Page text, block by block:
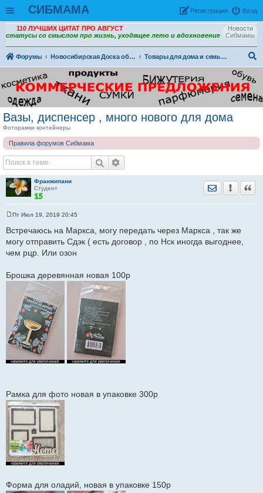
СИБМАМА Вход
Рeгиcтpaция
Новости
Сибмамы
110 ЛУЧШИХ ЦИТАТ ПРО АВГУСТ
статусы со смыслом про жизнь, уходящее лето и вдохновение
Форумы Новосибирская Доска объявлений
Товары для дома и семьи. (ДО)
ск
Вазы, диспенсер , много нового для дома
Фоторамки контейнеры
Правила форумов Сибмама
Франжипани
Студент
Отправить
о
б
е
е
Пт Июл 19, 2019 20:45
Встречаюсь на Маркса, могу передать через Маркса , так же
могу отправить Сдэк ( есть договор , по Нск иногда выгоднее,
чем рцр. Или озон
Брошка деревянная новая 100р
Рамка для фото новая в упаковке 300р
Форма для оладий, новая в упаковке 150р